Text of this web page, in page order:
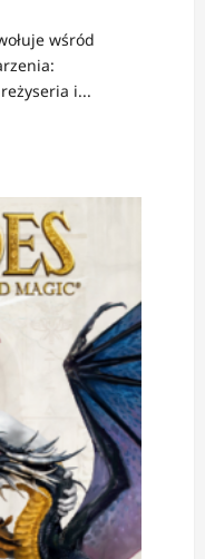
wśród
i...